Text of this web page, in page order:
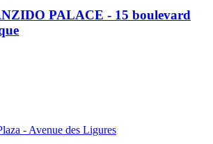
PALACE - 15 boulevard